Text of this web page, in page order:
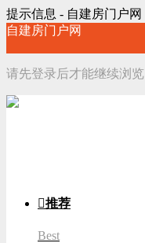
提示信息 - 自建房门户网
自建房门户网
请先登录后才能继续浏览
推荐
Best